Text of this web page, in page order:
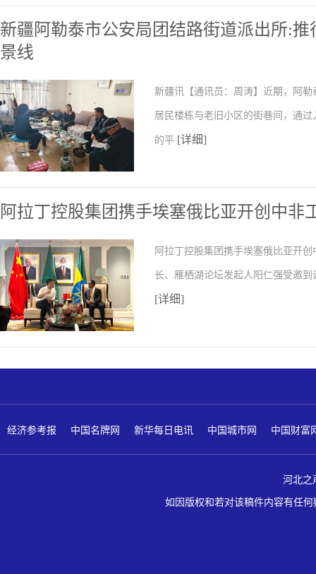
新疆阿勒泰市公安局团结路街道派出所:推
景线
新疆讯【通讯员：周涛】近期，阿
居民楼栋与老旧小区的街巷间，通
的平 [详细]
阿拉丁控股集团携手埃塞俄比亚开创中非
阿拉丁控股集团携手埃塞俄比亚开
长、雁栖湖论坛发起人阳仁强受邀
[详细]
经济参考报 中国名牌网 新华每日电讯 中国城市网 中国财富
河北之
如因版权和若对该稿件内容有任